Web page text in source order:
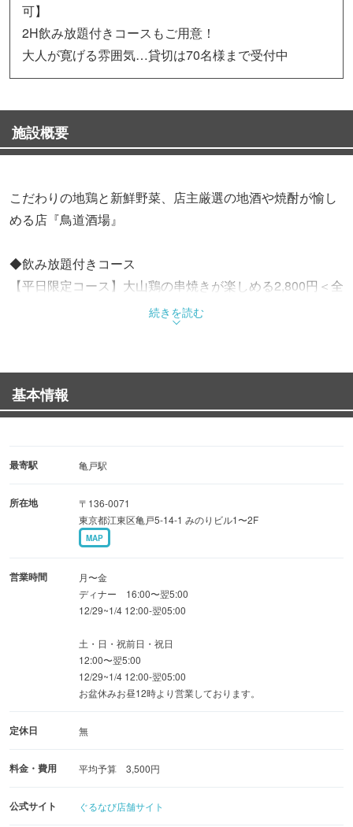
可】
2H飲み放題付きコースもご用意！
大人が寛げる雰囲気…貸切は70名様まで受付中
施設概要
こだわりの地鶏と新鮮野菜、店主厳選の地酒や焼酎が愉し
める店『鳥道酒場』
◆飲み放題付きコース
【平日限定コース】大山鶏の串焼きが楽しめる2,800円＜全
【餃子コース】名物！鳥道手作りの餃子を堪能3,300円＜全
【旬の宴会コース】話題のチーズ鉄板や鮮魚を3,800円＜全
8品＞
イも飲み放題！
◆自慢の地鶏料理
「大山鶏」など厳選素材を使用。
ブランド鶏を使った『白レバーの刺身』『鶏モモ串』など
◆店主のこだわり『日本酒』『焼酎』
真澄、獺祭、千寿等の日本酒も飲み放題になります。
続きを読む
基本情報
最寄駅 亀戸駅
所在地
〒136-0071
東京都江東区亀戸5-14-1 みのりビル1〜2F
MAP
営業時間
月〜金
ディナー 16:00〜翌5:00
12/29~1/4 12:00-翌05:00
土・日・祝前日・祝日
12:00〜翌5:00
12/29~1/4 12:00-翌05:00
お盆休みお昼12時より営業しております。
定休日 無
料金・費用 平均予算 3,500円
公式サイト ぐるなび店舗サイト